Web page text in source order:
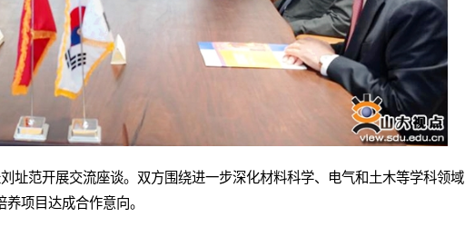
址范开展交流座谈。双方围绕进一步深化材料科学、电气和土木等学科领域
项目达成合作意向。